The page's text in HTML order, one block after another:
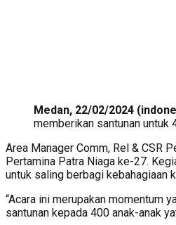
Medan, 22/02/2024
memberikan santunan untuk
Area Manager Comm, Rel & CSR
Pertamina Patra Niaga ke-27.
untuk saling berbagi kebahagiaan
“Acara ini merupakan momentum
santunan kepada 400 anak-anak